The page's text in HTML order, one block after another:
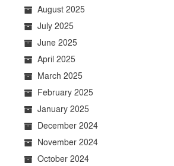
August 2025
July 2025
June 2025
April 2025
March 2025
February 2025
January 2025
December 2024
November 2024
October 2024